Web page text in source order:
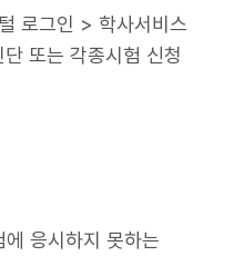
로그인 > 학사서비스
또는 각종시험 신청
응시하지 못하는